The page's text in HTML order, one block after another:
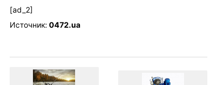
[ad_2]
Источник: 0472.ua